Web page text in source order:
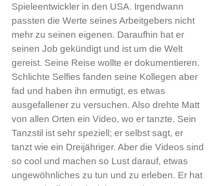
Spieleentwickler in den USA. Irgendwann
passten die Werte seines Arbeitgebers nicht
mehr zu seinen eigenen. Daraufhin hat er
seinen Job gekündigt und ist um die Welt
gereist. Seine Reise wollte er dokumentieren.
Schlichte Selfies fanden seine Kollegen aber
fad und haben ihn ermutigt, es etwas
ausgefallener zu versuchen. Also drehte Matt
von allen Orten ein Video, wo er tanzte. Sein
Tanzstil ist sehr speziell; er selbst sagt, er
tanzt wie ein Dreijähriger. Aber die Videos sind
so cool und machen so Lust darauf, etwas
ungewöhnliches zu tun und zu erleben. Er hat